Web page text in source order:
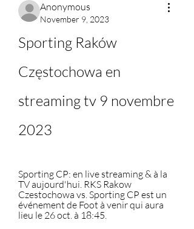
Anonymous
November 9, 2023
Sporting Raków
Częstochowa en
streaming tv 9 novembre
2023
Sporting CP: en live streaming & à la
TV aujourd'hui. RKS Rakow
Czestochowa vs. Sporting CP est un
événement de Foot à venir qui aura
lieu le 26 oct. à 18:45.